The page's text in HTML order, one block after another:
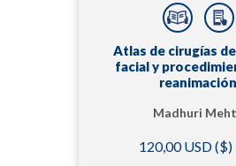
Atlas de cirugías
facial y
reanimación
Madhuri
120,00 USD ($)